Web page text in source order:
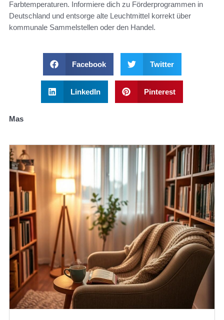
Farbtemperaturen. Informiere dich zu Förderprogrammen in
Deutschland und entsorge alte Leuchtmittel korrekt über
kommunale Sammelstellen oder den Handel.
Facebook Twitter
LinkedIn Pinterest
Mas